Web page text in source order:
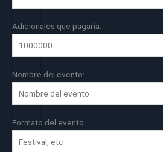
Adicionales que pagaría:
Nombre del evento:
Formato del evento: